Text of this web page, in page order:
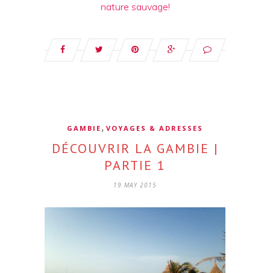
nature sauvage!
GAMBIE , VOYAGES & ADRESSES
DÉCOUVRIR LA GAMBIE |
PARTIE 1
19 MAY 2015